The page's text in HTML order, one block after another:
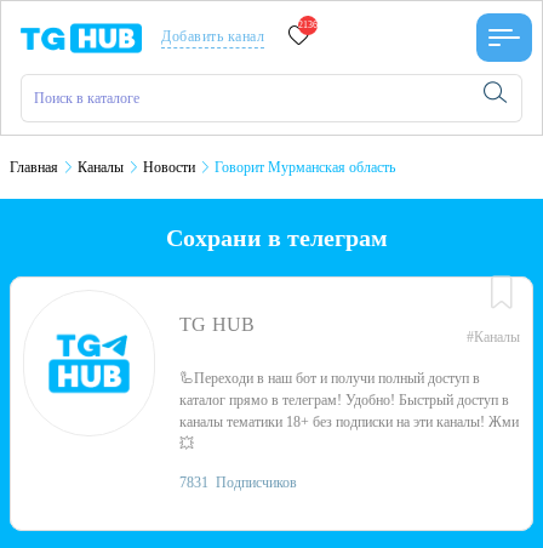
Добавить канал
2136
Главная Каналы Новости Говорит Мурманская область
Сохрани в телеграм
TG HUB
#Каналы
🦾Переходи в наш бот и получи полный доступ в
каталог прямо в телеграм! Удобно! Быстрый доступ в
каналы тематики 18+ без подписки на эти каналы! Жми
💥
7831 Подписчиков